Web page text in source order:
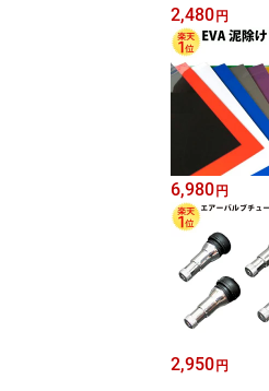
2,480 円
6,980 円
2,950 円